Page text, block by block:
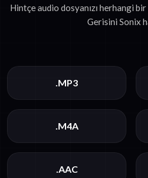
Hintçe audio dosyanızı herhangi
Gerisini Sonix
.MP3
.M4A
.AAC